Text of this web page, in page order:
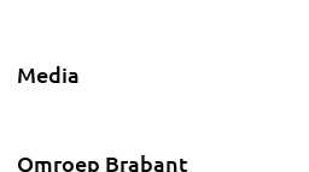
Media
Omroep Brabant